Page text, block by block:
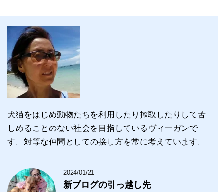
犬猫をはじめ動物たちを利用したり搾取したりして苦
しめることのない社会を目指しているヴィーガンで
す。対等な仲間としての接し方を常に考えています。
2024/01/21
新ブログの引っ越し先